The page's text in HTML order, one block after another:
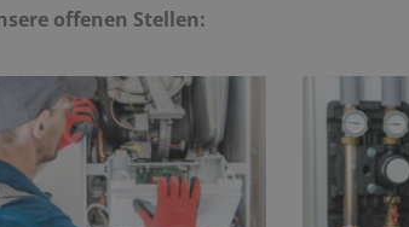
offenen Stellen: